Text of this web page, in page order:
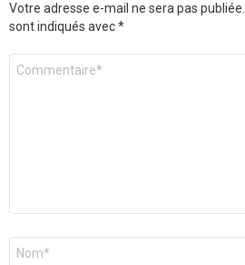
Votre adresse e-mail ne sera pas publiée.
sont indiqués avec*
Commentaire
Nom